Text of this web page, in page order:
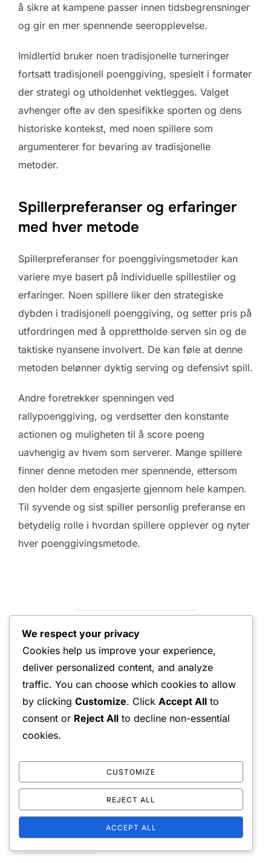
å sikre at kampene passer innen tidsbegrensninger
og gir en mer spennende seeropplevelse.
Imidlertid bruker noen tradisjonelle turneringer
fortsatt tradisjonell poenggiving, spesielt i formater
der strategi og utholdenhet vektlegges. Valget
avhenger ofte av den spesifikke sporten og dens
historiske kontekst, med noen spillere som
argumenterer for bevaring av tradisjonelle
metoder.
Spillerpreferanser og erfaringer
med hver metode
Spillerpreferanser for poenggivingsmetoder kan
variere mye basert på individuelle spillestiler og
erfaringer. Noen spillere liker den strategiske
dybden i tradisjonell poenggiving, og setter pris på
utfordringen med å opprettholde serven sin og de
taktiske nyansene involvert. De kan føle at denne
metoden belønner dyktig serving og defensivt spill.
Andre foretrekker spenningen ved
rallypoenggiving, og verdsetter den konstante
actionen og muligheten til å score poeng
uavhengig av hvem som serverer. Mange spillere
finner denne metoden mer spennende, ettersom
den holder dem engasjerte gjennom hele kampen.
Til syvende og sist spiller personlig preferanse en
betydelig rolle i hvordan spillere opplever og nyter
hver poenggivingsmetode.
POST AUTHOR
WRITTEN BY
Erik Lund
LEAVE A COMMENT
We respect your privacy
Cookies help us improve your experience,
deliver personalized content, and analyze
traffic. You can choose which cookies to allow
by clicking Customize. Click Accept All to
consent or Reject All to decline non-essential
cookies.
CUSTOMIZE
REJECT ALL
ACCEPT ALL